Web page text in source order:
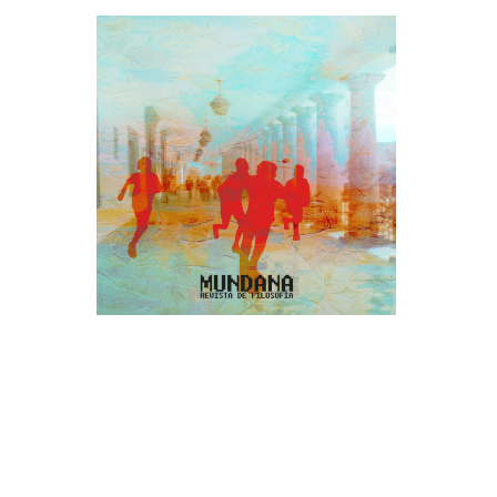
26 de marzo de 2025
Recuperando la agencia en
la producción del espacio.
Asentamientos informales
como modelos de
insurgencia espacial – Paúl
Cedillo